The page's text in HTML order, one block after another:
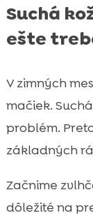
Suchá
ešte
V zimných
mačiek.
problém.
základných
Začnime
dôležité na